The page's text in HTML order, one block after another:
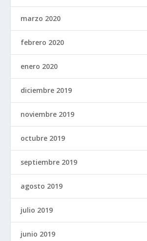
marzo 2020
febrero 2020
enero 2020
diciembre 2019
noviembre 2019
octubre 2019
septiembre 2019
agosto 2019
julio 2019
junio 2019